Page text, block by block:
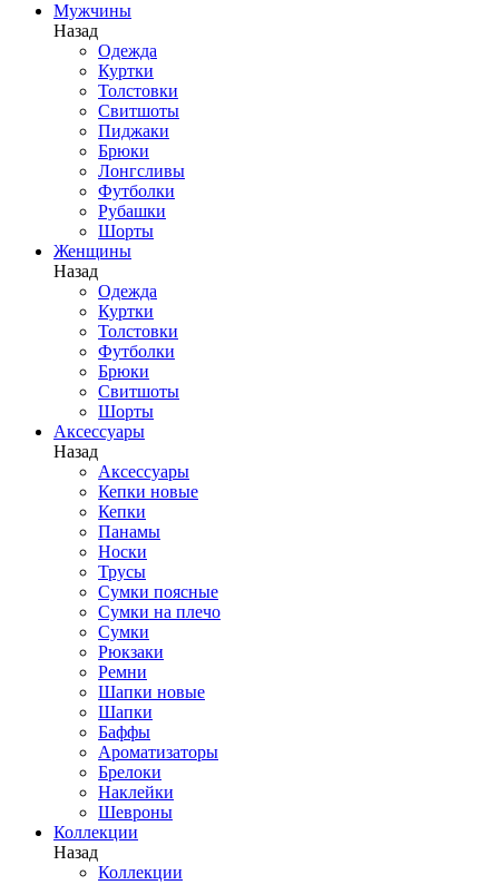
Мужчины
Назад
Одежда
Куртки
Толстовки
Свитшоты
Пиджаки
Брюки
Лонгсливы
Футболки
Рубашки
Шорты
Женщины
Назад
Одежда
Куртки
Толстовки
Футболки
Брюки
Свитшоты
Шорты
Аксессуары
Назад
Аксессуары
Кепки новые
Кепки
Панамы
Носки
Трусы
Сумки поясные
Сумки на плечо
Сумки
Рюкзаки
Ремни
Шапки новые
Шапки
Баффы
Ароматизаторы
Брелоки
Наклейки
Шевроны
Коллекции
Назад
Коллекции